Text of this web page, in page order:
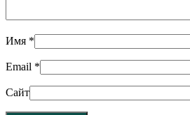
Имя *
Email *
Сайт